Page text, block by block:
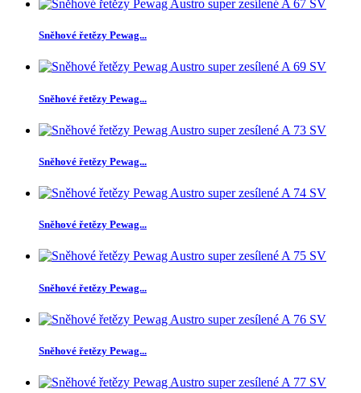
Sněhové řetězy Pewag...
Sněhové řetězy Pewag...
Sněhové řetězy Pewag...
Sněhové řetězy Pewag...
Sněhové řetězy Pewag...
Sněhové řetězy Pewag...